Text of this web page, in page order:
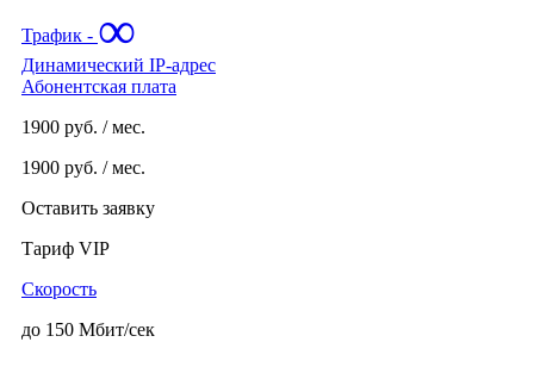
Долгопрудный
Дом Чаплыгина
Домодедово
Домодедовский
Донском
Евразия
Евромаг
Трафик - ∞
Динамический IP-адрес
Абонентская плата
1900 руб. / мес.
1900 руб. / мес.
Оставить заявку
Тариф VIP
Скорость
до 150 Мбит/сек